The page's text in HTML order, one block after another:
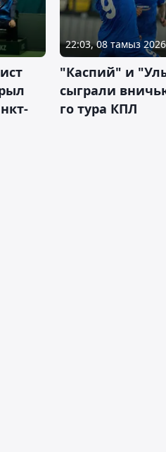
22:03, 08 тамыз 2026
"Каспий" и
сыграли
го тура КПЛ